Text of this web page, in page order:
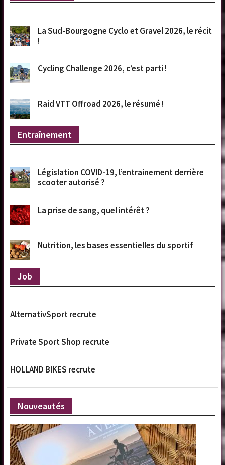
La Sud-Bourgogne Cyclo et Gravel 2026, le récit
!
Cycling Challenge 2026, c’est parti !
Raid VTT Offroad 2026, le résumé !
Entraînement
Législation COVID-19, l’entrainement derrière
scooter autorisé ?
La prise de sang, quel intérêt ?
Nutrition, les bases essentielles du sportif
Job
AlternativSport recrute
Private Sport Shop recrute
HOLLAND BIKES recrute
Nouveautés